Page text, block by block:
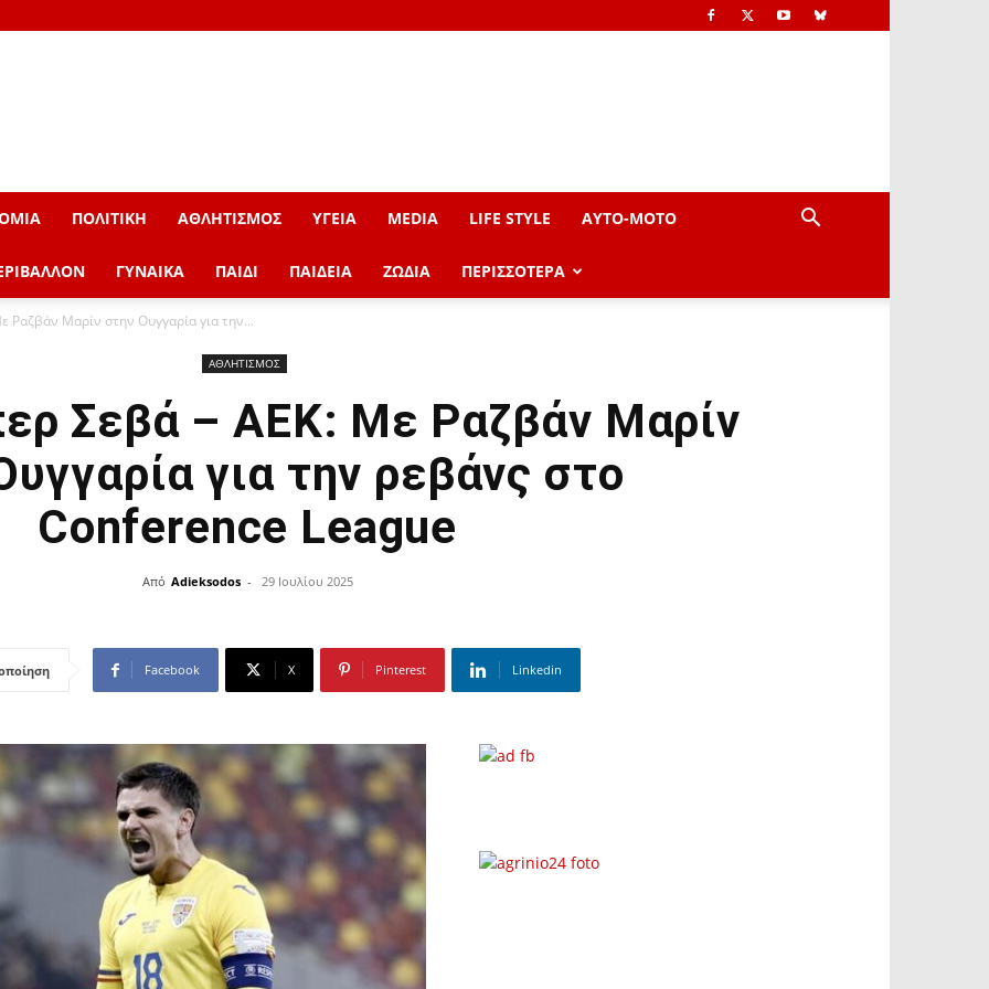
ΠΟΛΙΤΙΚΗ ΑΘΛΗΤΙΣΜΟΣ ΥΓΕΙΑ MEDIA LIFE STYLE AYTO-ΜOTO
ΓΥΝΑΙΚΑ ΠΑΙΔΙ ΠΑΙΔΕΙΑ ΖΩΔΙΑ ΠΕΡΙΣΣΟΤΕΡΑ
Μαρίν στην Ουγγαρία για την...
ΑΘΛΗΤΙΣΜΟΣ
Σεβά – ΑΕΚ: Με Ραζβάν Μαρίν
για την ρεβάνς στο
Conference League
Από Adieksodos - 29 Ιουλίου 2025
Facebook X Pinterest Linkedin